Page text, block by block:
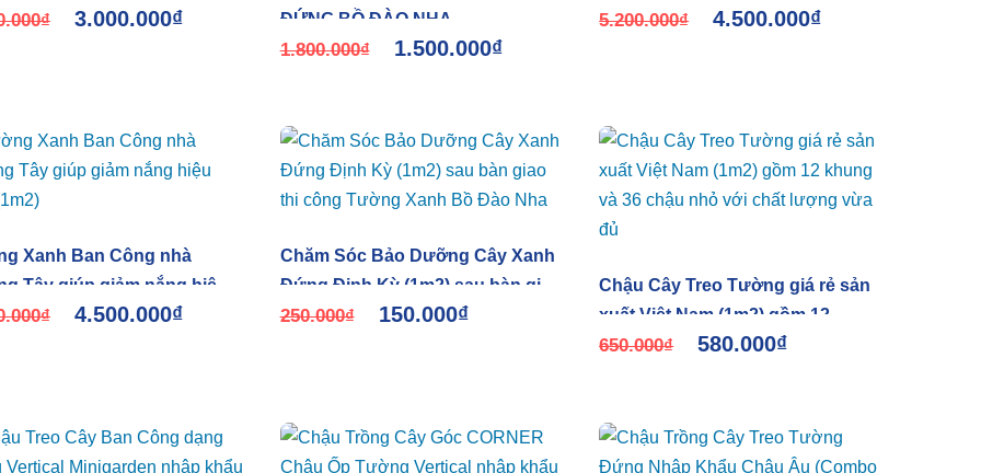
theo dịch vụ
₫ 3.000.000₫
ĐỨNG BỒ ĐÀO NHA
MINIGARDEN SAU THI CÔNG
1.800.000₫ 1.500.000₫
Nam
5.200.000₫ 4.500.000₫
Xanh Ban Công nhà
Tây giúp giảm nắng hiệu
₫ 4.500.000₫
Chăm Sóc Bảo Dưỡng Cây Xanh
Đứng Định Kỳ (1m2) sau bàn giao
thi công Tường Xanh Bồ Đào Nha
250.000₫ 150.000₫
Chậu Cây Treo Tường giá rẻ sản
xuất Việt Nam (1m2) gồm 12
khung và 36 chậu nhỏ với chất
650.000₫ 580.000₫